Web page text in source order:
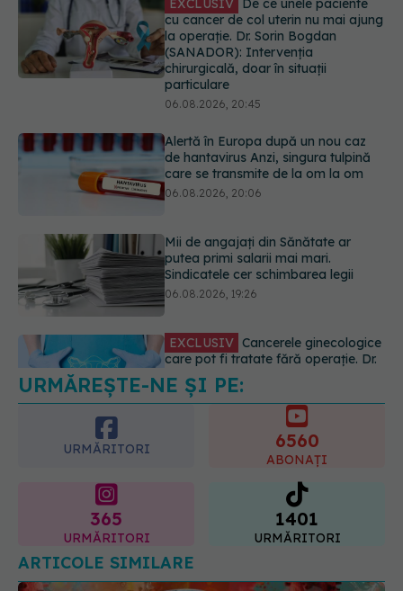
Alertă în Europa după un nou caz
de hantavirus Anzi, singura tulpină
care se transmite de la om la om
06.08.2026, 20:06
putea primi salarii mai mari.
Sindicatele cer schimbarea legii
06.08.2026, 19:26
care pot fi tratate fără operație. Dr.
Sorin Bogdan (SANADOR): Chirurgia
este indicată doar punctual, pentru
anumite categorii de paciente
EXCLUSIV Brahiterapie vs
radioterapie externă în cancerul
ginecologic. Dr. Sorin Bogdan
(SANADOR) explică diferența și
cum acționează tratamentul
URMĂREȘTE-NE ȘI PE:
URMĂRITORI
ABONAȚI
URMĂRITORI
1401
URMĂRITORI
ARTICOLE SIMILARE